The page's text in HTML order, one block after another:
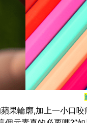
果輪廓,加上一小口